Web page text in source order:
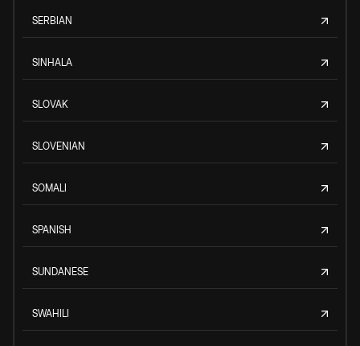
SERBIAN
SINHALA
SLOVAK
SLOVENIAN
SOMALI
SPANISH
SUNDANESE
SWAHILI